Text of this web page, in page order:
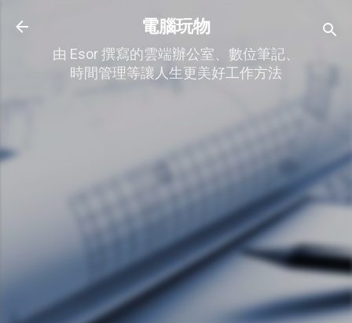
跳到主要內容
電腦玩物
由 Esor 撰寫的雲端辦公室、數位筆記、
時間管理等讓人生更美好工作方法